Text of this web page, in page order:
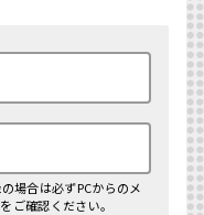
場合は必ずPCからのメ
ご確認ください。